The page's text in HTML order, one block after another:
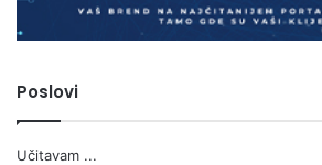
Poslovi
Učitavam ...